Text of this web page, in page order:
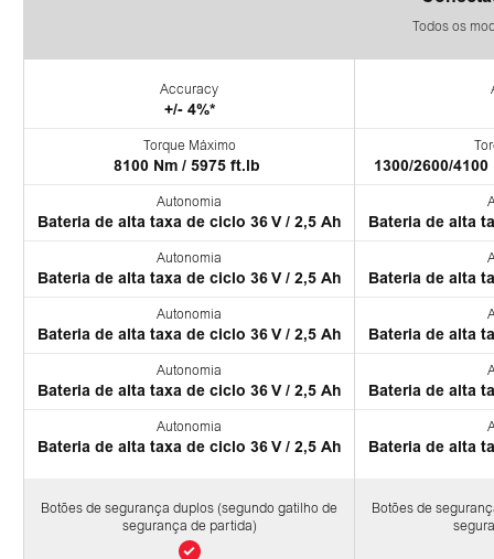
Todos os
Accuracy
+/- 4%*
Torque Máximo
8100 Nm / 5975 ft.lb 1300/2600/
Autonomia
Bateria de alta taxa de ciclo 36 V / 2,5 Ah Bateria de alta
Autonomia
Bateria de alta taxa de ciclo 36 V / 2,5 Ah Bateria de alta
Autonomia
Bateria de alta taxa de ciclo 36 V / 2,5 Ah Bateria de alta
Autonomia
Bateria de alta taxa de ciclo 36 V / 2,5 Ah Bateria de alta
Autonomia
Bateria de alta taxa de ciclo 36 V / 2,5 Ah Bateria de alta
Botões de segurança duplos (segundo gatilho de
segurança de partida)
Botões de